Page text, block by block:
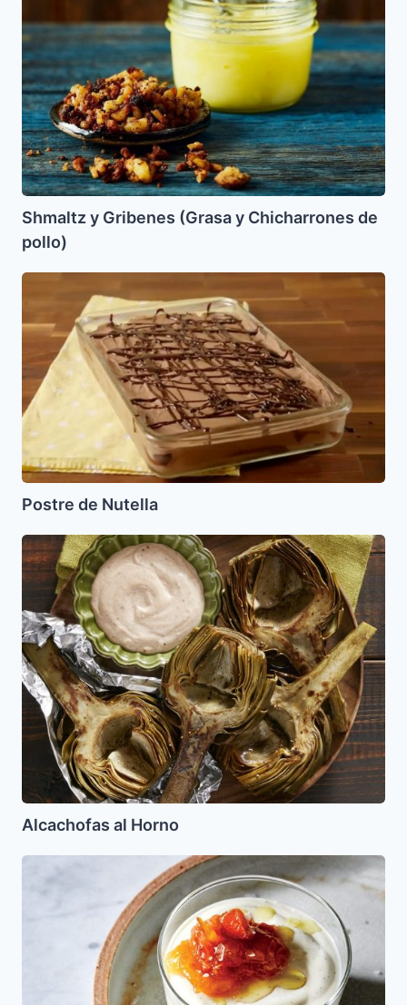
Gribenes
(Grasa
y
Chicharrones
de
pollo)
Shmaltz y Gribenes (Grasa y Chicharrones de
pollo)
Postre
Nutella
Postre de Nutella
Alcachofas
al
Horno
Alcachofas al Horno
Mousse